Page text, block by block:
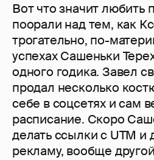
Вот что значит любить
поорали над тем, как
трогательно, по-
успехах Сашеньки
одного годика. Завел
продал несколько
себе в соцсетях и сам
расписание. Скоро
делать ссылки с UTM
рекламу, вообще